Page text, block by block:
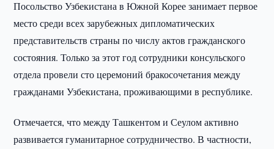
Посольство Узбекистана в Южной Корее занимает первое
место среди всех зарубежных дипломатических
представительств страны по числу актов гражданского
состояния. Только за этот год сотрудники консульского
отдела провели сто церемоний бракосочетания между
гражданами Узбекистана, проживающими в республике.
Отмечается, что между Ташкентом и Сеулом активно
развивается гуманитарное сотрудничество. В частности,